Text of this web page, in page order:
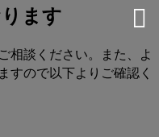
ます
相談ください。また、よ
すので以下よりご確認く